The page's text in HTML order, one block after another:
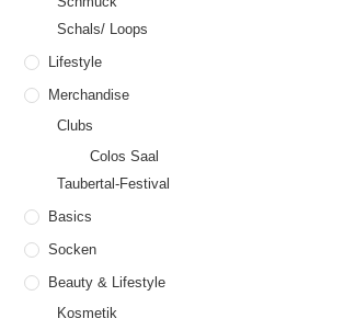
Schals/ Loops
Lifestyle
Merchandise
Clubs
Colos Saal
Taubertal-Festival
Basics
Socken
Beauty & Lifestyle
Kosmetik